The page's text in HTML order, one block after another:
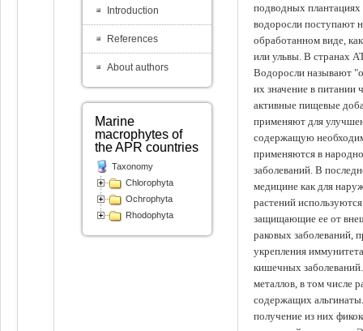
подводных
водоросли поступают
обработанном виде,
или ульвы. В странах
Водоросли называют
их значение в питании
активные пищевые
применяют для
содержащую
применяются в
заболеваний. В
медицине как для
растений
защищающие ее от
раковых заболеваний,
укрепления
кишечных
металлов, в том числе
содержащих
получение из них
Introduction
References
About authors
Marine
macrophytes of
the APR countries
Taxonomy
Chlorophyta
Ochrophyta
Rhodophyta